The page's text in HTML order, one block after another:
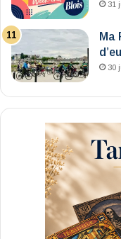
31
Ma
30